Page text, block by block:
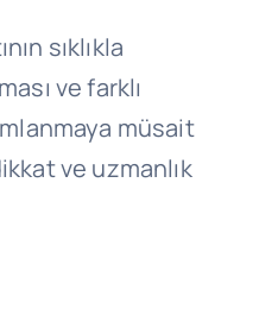
sıklıkla
ve farklı
müsait
ve uzmanlık